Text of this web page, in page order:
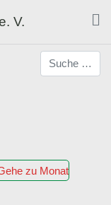
Suchen
zu Monat